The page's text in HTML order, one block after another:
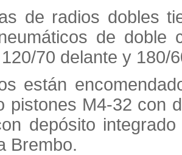
de radios dobles
de doble
70 delante y 180/
están
pistones M4-32 con
depósito
Brembo.